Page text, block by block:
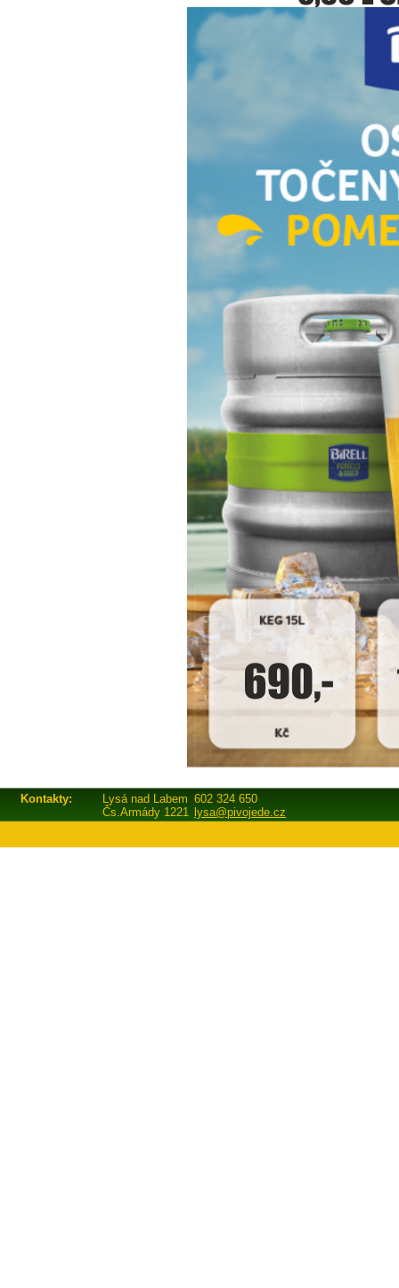
Kontakty: Lysá nad Labem 602 324 650
Čs.Armády 1221 lysa@pivojede.cz